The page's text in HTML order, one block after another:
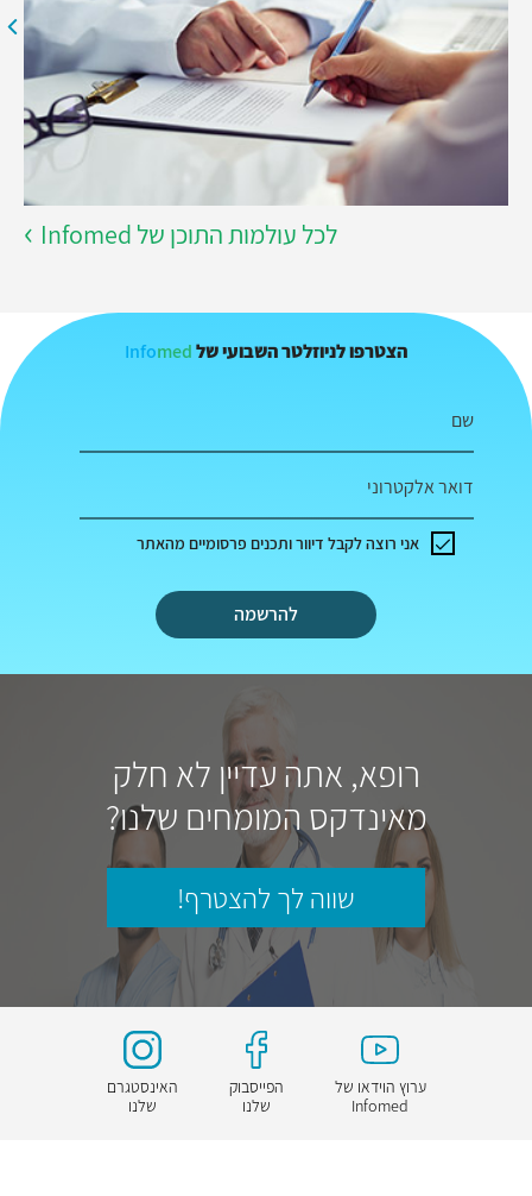
לכל עולמות התוכן של Infomed
הצטרפו לניוזלטר השבועי של Infomed
שם
דואר אלקטרוני
להרשמה
אני רוצה לקבל דיוור ותכנים פרסומיים מהאתר
רופא, אתה עדיין לא חלק
מאינדקס המומחים שלנו?
שווה לך להצטרף!
ערוץ הוידאו של
Infomed
הפייסבוק
שלנו
האינסטגרם
שלנו